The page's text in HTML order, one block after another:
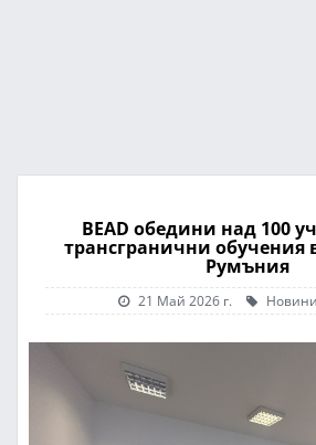
BEAD обедини над 100
трансгранични обучения
Румъния
21 Май 2026 г. Новини